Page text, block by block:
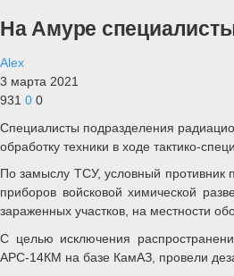
На Амуре
Alex
3 марта 2021
931 0 0
Специалисты подразделения
обработку техники в ходе тактико-
По замыслу ТСУ, условный
приборов войсковой химической
зараженных участков, на местности
С целью исключения
АРС-14КМ на базе КамАЗ, провели